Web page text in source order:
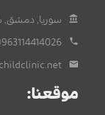
سوريا, دمشق,
موقعنا: